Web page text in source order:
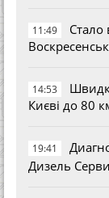
11:49
Стало
14:53
Києві до 80
19:41
Дизель